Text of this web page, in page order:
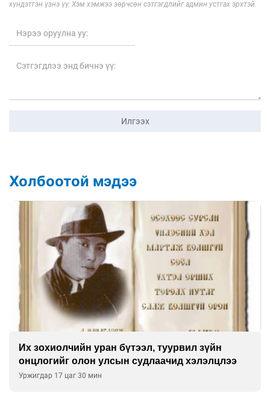
хүндэтгэн үзнэ үү. Хэм хэмжээ зөрчсөн сэтгэгдлийг админ устгах эрхтэй.
Илгээх
Холбоотой мэдээ
Их зохиолчийн уран бүтээл, туурвил зүйн
онцлогийг олон улсын судлаачид хэлэлцлээ
Уржигдар 17 цаг 30 мин